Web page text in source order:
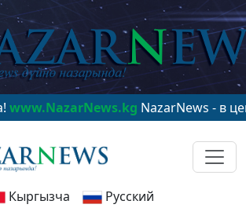
NazarNews - в центре
Кыргызча Русский